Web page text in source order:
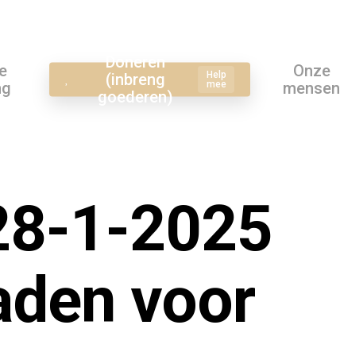
Doneren
(inbreng
goederen)
Help
mee
Onze
mensen
1-2025
voor